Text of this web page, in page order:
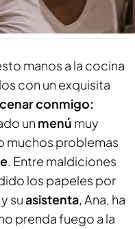
manos a la cocina
con un exquisita
cenar conmigo:
un menú muy
muchos problemas
. Entre maldiciones
los papeles por
suasistenta, Ana, ha
prenda fuego a la